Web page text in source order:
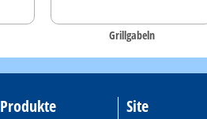
Grillgabeln
Produkte Site